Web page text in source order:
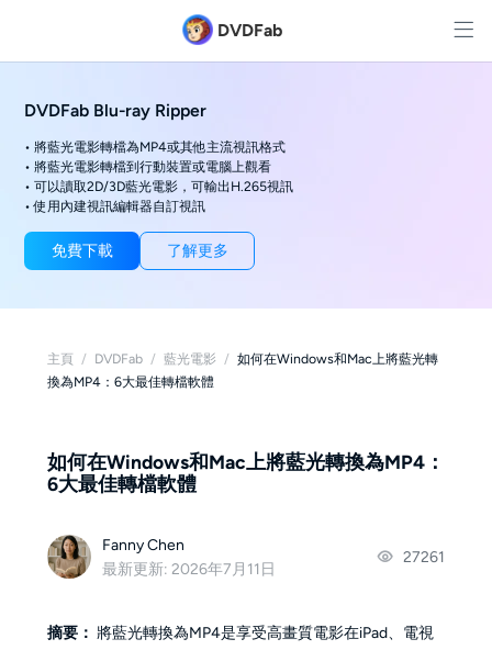
DVDFab
DVDFab Blu-ray Ripper
• 將藍光電影轉檔為MP4或其他主流視訊格式
• 將藍光電影轉檔到行動裝置或電腦上觀看
• 可以讀取2D/3D藍光電影，可輸出H.265視訊
• 使用內建視訊編輯器自訂視訊
免費下載 了解更多
主頁 / DVDFab / 藍光電影 / 如何在Windows和Mac上將藍光轉
換為MP4：6大最佳轉檔軟體
如何在Windows和Mac上將藍光轉換為MP4：
6大最佳轉檔軟體
Fanny Chen
最新更新: 2026年7月11日
27261
摘要： 將藍光轉換為MP4是享受高畫質電影在iPad、電視